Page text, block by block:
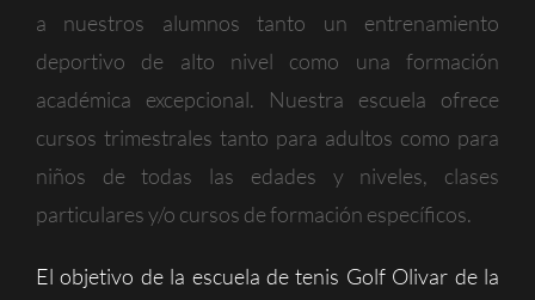
a nuestros alumnos tanto un entrenamiento
deportivo de alto nivel como una formación
académica excepcional. Nuestra escuela ofrece
cursos trimestrales tanto para adultos como para
niños de todas las edades y niveles, clases
particulares y/o cursos de formación específicos.
El objetivo de la escuela de tenis Golf Olivar de la